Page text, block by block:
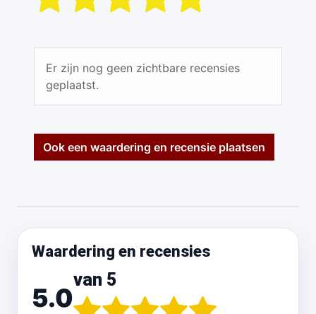
Er zijn nog geen zichtbare recensies
geplaatst.
Ook een waardering en recensie plaatsen
Waardering en recensies
5.0
van 5